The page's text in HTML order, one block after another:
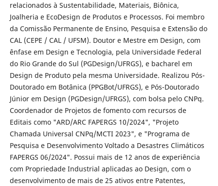
relacionados à Sustentabilidade, Materiais, Biônica,
Joalheria e EcoDesign de Produtos e Processos. Foi membro
da Comissão Permanente de Ensino, Pesquisa e Extensão do
CAL (CEPE / CAL / UFSM). Doutor e Mestre em Design, com
ênfase em Design e Tecnologia, pela Universidade Federal
do Rio Grande do Sul (PGDesign/UFRGS), e bacharel em
Design de Produto pela mesma Universidade. Realizou Pós-
Doutorado em Botânica (PPGBot/UFRGS), e Pós-Doutorado
Júnior em Design (PGDesign/UFRGS), com bolsa pelo CNPq.
Coordenador de Projetos de fomento com recursos de
Editais como "ARD/ARC FAPERGS 10/2024", "Projeto
Chamada Universal CNPq/MCTI 2023", e "Programa de
Pesquisa e Desenvolvimento Voltado a Desastres Climáticos
FAPERGS 06/2024". Possui mais de 12 anos de experiência
com Propriedade Industrial aplicadas ao Design, com o
desenvolvimento de mais de 25 ativos entre Patentes,